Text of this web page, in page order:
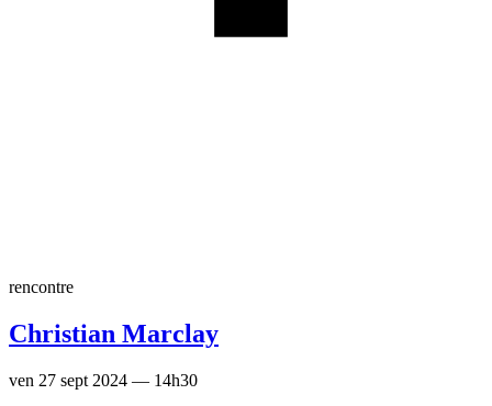
rencontre
Christian Marclay
ven 27 sept 2024 — 14h30